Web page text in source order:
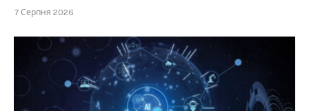
7 Серпня 2026